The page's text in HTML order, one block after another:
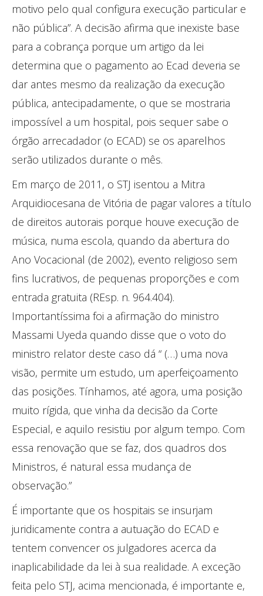
motivo pelo qual configura execução particular e
não pública”. A decisão afirma que inexiste base
para a cobrança porque um artigo da lei
determina que o pagamento ao Ecad deveria se
dar antes mesmo da realização da execução
pública, antecipadamente, o que se mostraria
impossível a um hospital, pois sequer sabe o
órgão arrecadador (o ECAD) se os aparelhos
serão utilizados durante o mês.
Em março de 2011, o STJ isentou a Mitra
Arquidiocesana de Vitória de pagar valores a título
de direitos autorais porque houve execução de
música, numa escola, quando da abertura do
Ano Vocacional (de 2002), evento religioso sem
fins lucrativos, de pequenas proporções e com
entrada gratuita (REsp. n. 964.404).
Importantíssima foi a afirmação do ministro
Massami Uyeda quando disse que o voto do
ministro relator deste caso dá “ (…) uma nova
visão, permite um estudo, um aperfeiçoamento
das posições. Tínhamos, até agora, uma posição
muito rígida, que vinha da decisão da Corte
Especial, e aquilo resistiu por algum tempo. Com
essa renovação que se faz, dos quadros dos
Ministros, é natural essa mudança de
observação.”
É importante que os hospitais se insurjam
juridicamente contra a autuação do ECAD e
tentem convencer os julgadores acerca da
inaplicabilidade da lei à sua realidade. A exceção
feita pelo STJ, acima mencionada, é importante e,